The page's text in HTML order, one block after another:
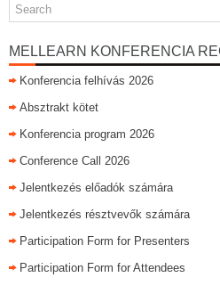
MELLEARN KONFERENCIA
Konferencia felhívás 2026
Absztrakt kötet
Konferencia program 2026
Conference Call 2026
Jelentkezés előadók számára
Jelentkezés résztvevők számára
Participation Form for Presenters
Participation Form for Attendees